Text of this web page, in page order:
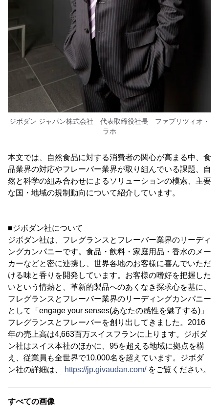
ジボダン ジャパン株式会社 代表取締役社長 ファブリツィオ・
ラホ
本文では、自然食品に対する消費者の関心が高まる中、食
品業界の対応やフレーバー業界が取り組んでいる課題、自
然と科学の組み合わせによるソリューションの模索、主要
な国・地域の規制動向について紹介しています。
■ジボダン社について
ジボダン社は、フレグランスとフレーバー業界のリーディ
ングカンパニーです。食品・飲料・家庭用品・香水のメー
カーなどと密に連携し、世界各地のお客様に喜んでいただ
ける味と香りを開発しています。お客様の嗜好を把握した
いという情熱と、革新的製品へのあくなき探求心を基に、
フレグランスとフレーバー業界のリーディングカンパニー
として「engage your senses(あなたの感性を魅了する)」
フレグランスとフレーバーを創り出してきました。2016
年の売上高は4,663百万スイスフランに上ります。ジボダ
ン社はスイス本社のほかに、95を超える地域に拠点を構
え、従業員も全世界で10,000名を超えています。ジボダ
ン社の詳細は、
https://jp.givaudan.com/をご覧ください。
すべての画像